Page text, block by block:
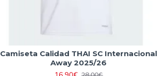
Camiseta Calidad THAI SC Internacional
Away 2025/26